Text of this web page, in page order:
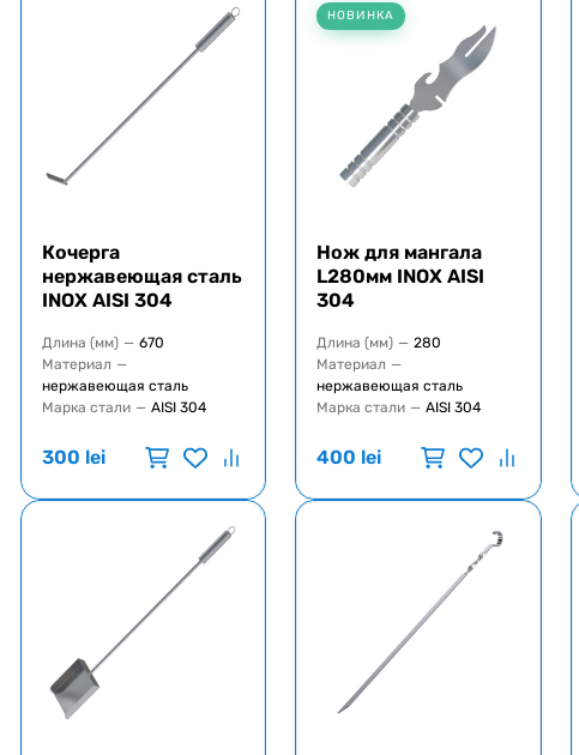
Кочерга
нержавеющая сталь
INOX AISI 304
Длина (мм) — 670
Материал —
нержавеющая сталь
Марка стали — AISI 304
300 lei
НОВИНКА
Нож для мангала
L280мм INOX AISI
304
Длина (мм) — 280
Материал —
нержавеющая сталь
Марка стали — AISI 304
400 lei